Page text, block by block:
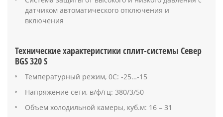
датчиком автоматического отключения и
включения
Технические характеристики сплит-системы Север
BGS 320 S
Температурный режим, 0С: -25…-15
Напряжение сети, в/ф/гц: 380/3/50
Объем холодильной камеры, куб.м: 16 – 31